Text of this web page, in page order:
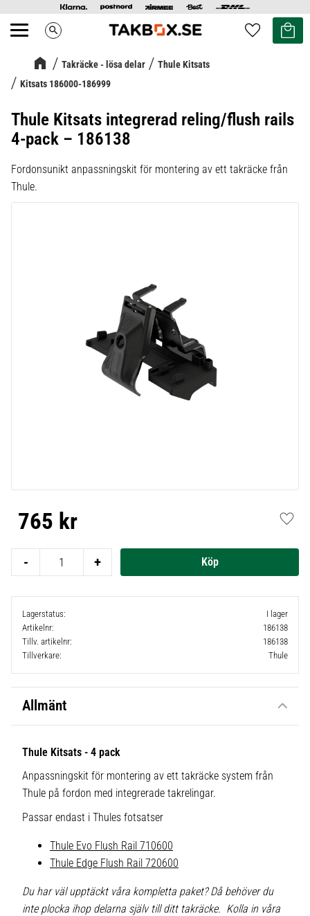
Meny search Favoriter
Kundvagn
Takräcke - lösa delar
Thule Kitsats
Kitsats 186000-186999
Thule Kitsats integrerad reling/flush rails
4-pack – 186138
Fordonsunikt anpassningskit för montering av ett takräcke från
Thule.
765 kr
+
-
Lagerstatus
I lager
Artikelnr
186138
Tillv. artikelnr
186138
Tillverkare
Thule
Allmänt
Thule Kitsats - 4 pack
Anpassningskit för montering av ett takräcke system från
Thule på fordon med integrerade takrelingar.
Passar endast i Thules fotsatser
Thule Evo Flush Rail 710600
Thule Edge Flush Rail 720600
Du har väl upptäckt våra kompletta paket? Då behöver du
inte plocka ihop delarna själv till ditt takräcke. Kolla in våra